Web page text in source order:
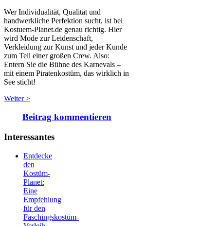
Wer Individualität, Qualität und
handwerkliche Perfektion sucht, ist bei
Kostuem-Planet.de genau richtig. Hier
wird Mode zur Leidenschaft,
Verkleidung zur Kunst und jeder Kunde
zum Teil einer großen Crew. Also:
Entern Sie die Bühne des Karnevals –
mit einem Piratenkostüm, das wirklich in
See sticht!
Weiter >
Beitrag kommentieren
Interessantes
Entdecke
den
Kostüm-
Planet:
Eine
Empfehlung
für den
Faschingskostüm-